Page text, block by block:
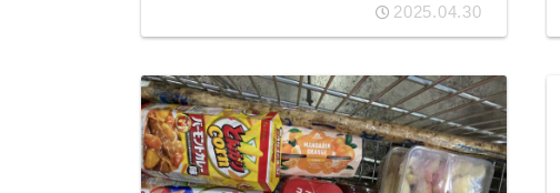
2025.04.30